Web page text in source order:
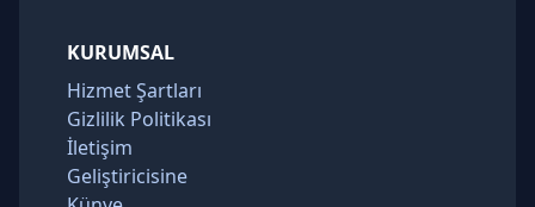
KURUMSAL
Hizmet Şartları
Gizlilik Politikası
İletişim
Geliştiricisine